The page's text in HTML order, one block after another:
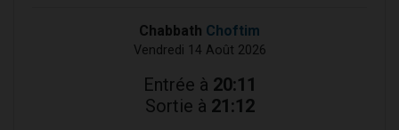
Chabbath Choftim
Vendredi 14 Août 2026
Entrée à 20:11
Sortie à 21:12